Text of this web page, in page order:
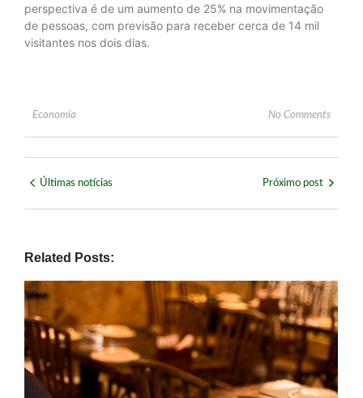
perspectiva é de um aumento de 25% na movimentação
de pessoas, com previsão para receber cerca de 14 mil
visitantes nos dois dias.
Economia No Comments
Últimas notícias Próximo post
Related Posts: